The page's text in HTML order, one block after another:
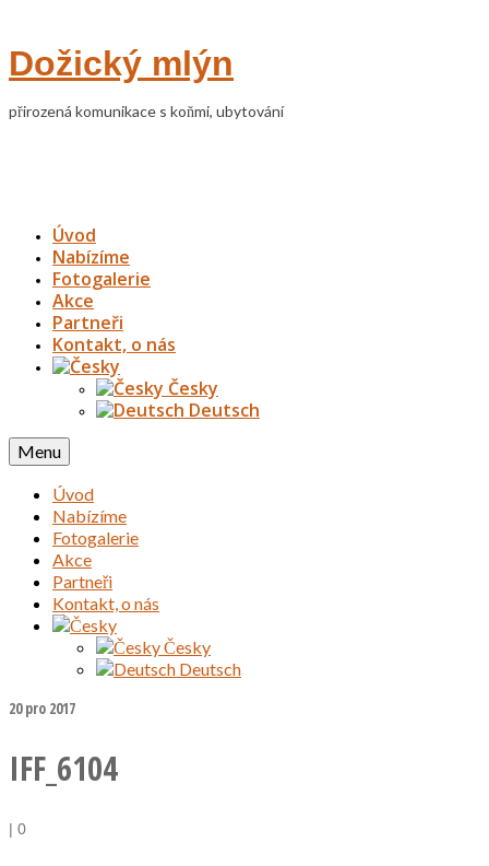
Dožický mlýn
přirozená komunikace s koňmi, ubytování
Úvod
Nabízíme
Fotogalerie
Akce
Partneři
Kontakt, o nás
Česky
Deutsch
Menu
Úvod
Nabízíme
Fotogalerie
Akce
Partneři
Kontakt, o nás
Česky
Deutsch
20pro 2017
IFF_6104
| 0